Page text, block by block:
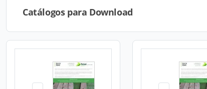
Catálogos para Download